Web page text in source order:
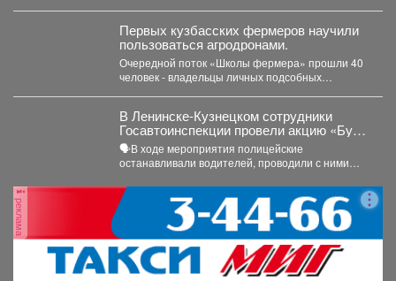
Первых кузбасских фермеров научили
пользоваться агродронами.
Очередной поток «Школы фермера» прошли 40
человек - владельцы личных подсобных
В Ленинске-Кузнецком сотрудники
Госавтоинспекции провели акцию «Будь
трезвым в пути»
🗣В ходе мероприятия полицейские
останавливали водителей, проводили с ними
реклама